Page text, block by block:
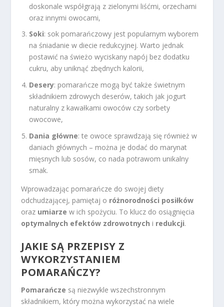
doskonale współgrają z zielonymi liśćmi, orzechami
oraz innymi owocami,
Soki: sok pomarańczowy jest popularnym wyborem
na śniadanie w diecie redukcyjnej. Warto jednak
postawić na świeżo wyciskany napój bez dodatku
cukru, aby uniknąć zbędnych kalorii,
Desery: pomarańcze mogą być także świetnym
składnikiem zdrowych deserów, takich jak jogurt
naturalny z kawałkami owoców czy sorbety
owocowe,
Dania główne: te owoce sprawdzają się również w
daniach głównych – można je dodać do marynat
mięsnych lub sosów, co nada potrawom unikalny
smak.
Wprowadzając pomarańcze do swojej diety
odchudzającej, pamiętaj o różnorodności posiłków
oraz umiarze w ich spożyciu. To klucz do osiągnięcia
optymalnych efektów zdrowotnych i redukcji.
JAKIE SĄ PRZEPISY Z
WYKORZYSTANIEM
POMARAŃCZY?
Pomarańcze są niezwykle wszechstronnym
składnikiem, który można wykorzystać na wiele